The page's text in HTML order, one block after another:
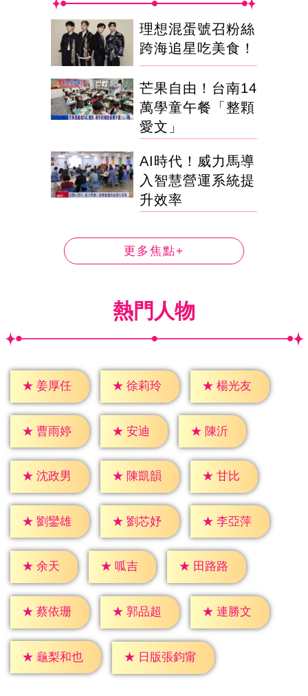
理想混蛋號召粉絲
跨海追星吃美食！
芒果自由！台南14
萬學童午餐「整顆
愛文」
AI時代！威力馬導
入智慧營運系統提
升效率
更多焦點+
熱門人物
★ 姜厚任 ★ 徐莉玲 ★ 楊光友
★ 曹雨婷 ★ 安迪 ★ 陳沂
★ 沈政男 ★ 陳凱韻 ★ 甘比
★ 劉鑾雄 ★ 劉芯妤 ★ 李亞萍
★ 余天 ★ 呱吉 ★ 田路路
★ 蔡依珊 ★ 郭品超 ★ 連勝文
★ 龜梨和也 ★ 日版張鈞甯